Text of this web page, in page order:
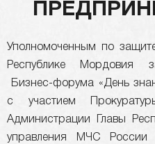
Уполномоченным по
Республике Мордовия
Бизнес-форума «День
с участием
Администрации Главы
управления МЧС России